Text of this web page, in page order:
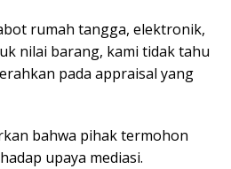
rumah tangga, elektronik,
nilai barang, kami tidak tahu
pada appraisal yang
bahwa pihak termohon
upaya mediasi.